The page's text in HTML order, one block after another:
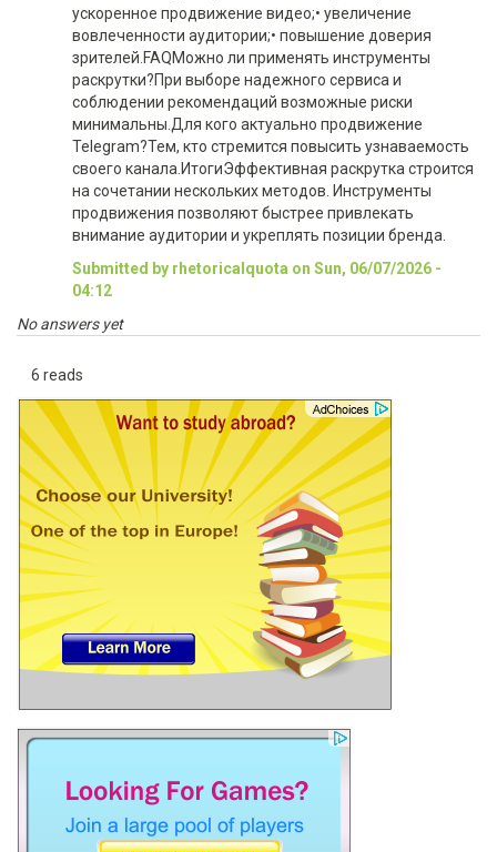
ускоренное продвижение видео;• увеличение
вовлеченности аудитории;• повышение доверия
зрителей.FAQМожно ли применять инструменты
раскрутки?При выборе надежного сервиса и
соблюдении рекомендаций возможные риски
минимальны.Для кого актуально продвижение
Telegram?Тем, кто стремится повысить узнаваемость
своего канала.ИтогиЭффективная раскрутка строится
на сочетании нескольких методов. Инструменты
продвижения позволяют быстрее привлекать
внимание аудитории и укреплять позиции бренда.
Submitted by rhetoricalquota on Sun, 06/07/2026 -
04:12
No answers yet
6 reads